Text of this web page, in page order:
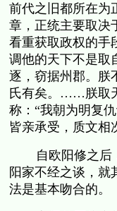
前代之旧都所在为
章，正统主要取决
看重获取政权的手
调他的天下不是取
逐，窃据州郡。朕
氏有矣。……朕取
称：“我朝为明复
皆亲承受，质文相
自欧阳修之
阳家不经之谈，就
法是基本吻合的。